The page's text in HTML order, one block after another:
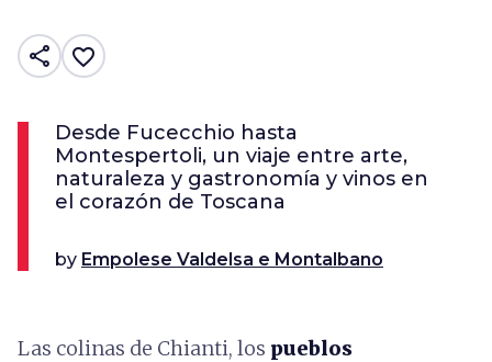
share favorite_border
Desde Fucecchio hasta
Montespertoli, un viaje entre arte,
naturaleza y gastronomía y vinos en
el corazón de Toscana
by Empolese Valdelsa e Montalbano
Las colinas de Chianti, los pueblos